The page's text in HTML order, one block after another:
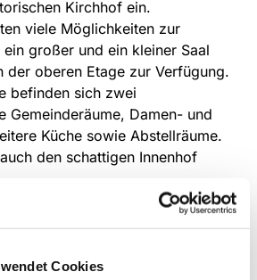
Cookies
Kirchhof ein.
viele Möglichkeiten zur
ein großer und ein kleiner Saal
der oberen Etage zur Verfügung.
befinden sich zwei
Gemeinderäume, Damen- und
Küche sowie Abstellräume.
den schattigen Innenhof
ist lediglich für